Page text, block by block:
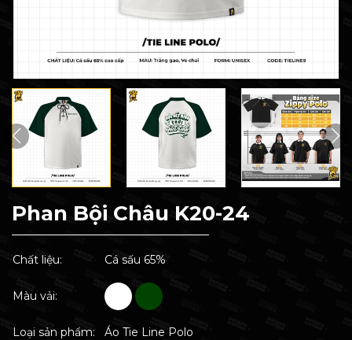
Phan Bội Châu K20-24
Chất liệu: Cá sấu 65%
Màu vải:
Loại sản phẩm: Áo Tie Line Polo